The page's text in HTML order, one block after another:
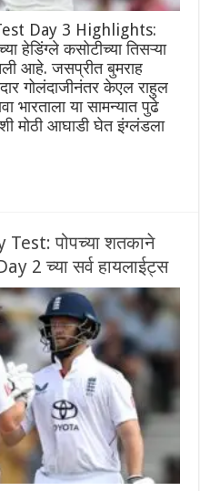
Day 3 Highlights:
हेडिंग्ले कसोटीच्या तिसऱ्या
आहे. जसप्रीत बुमराह
गोलंदाजीनंतर केएल राहुल
भारताला या सामन्यात पुढे
मोठी आघाडी घेत इंग्लंडला
पोपच्या शतकाने
2 च्या सर्व हायलाईट्स